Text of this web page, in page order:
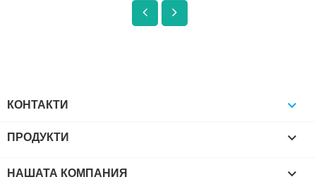
КОНТАКТИ 
ПРОДУКТИ 
НАШАТА КОМПАНИЯ 